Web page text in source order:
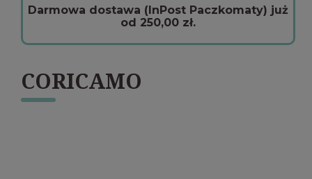
Darmowa dostawa (InPost Paczkomaty) już
od 250,00 zł.
CORICAMO